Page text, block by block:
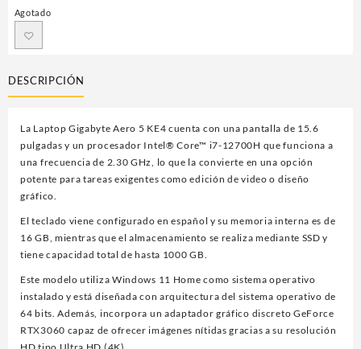
Agotado
DESCRIPCIÓN
La Laptop Gigabyte Aero 5 KE4 cuenta con una pantalla de 15.6
pulgadas y un procesador Intel® Core™ i7-12700H que funciona a
una frecuencia de 2.30 GHz, lo que la convierte en una opción
potente para tareas exigentes como edición de video o diseño
gráfico.
El teclado viene configurado en español y su memoria interna es de
16 GB, mientras que el almacenamiento se realiza mediante SSD y
tiene capacidad total de hasta 1000 GB.
Este modelo utiliza Windows 11 Home como sistema operativo
instalado y está diseñada con arquitectura del sistema operativo de
64 bits. Además, incorpora un adaptador gráfico discreto GeForce
RTX3060 capaz de ofrecer imágenes nítidas gracias a su resolución